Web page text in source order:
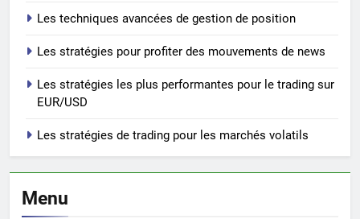
Les techniques avancées de gestion de position
Les stratégies pour profiter des mouvements de news
Les stratégies les plus performantes pour le trading sur
EUR/USD
Les stratégies de trading pour les marchés volatils
Menu